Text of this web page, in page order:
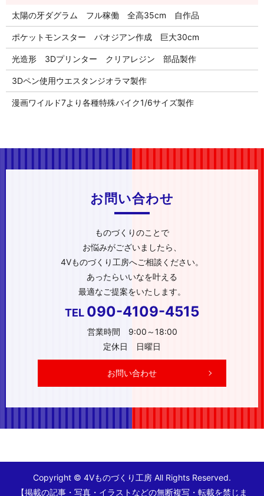
太陽の牙ダグラム フル稼働 全高35cm 自作品
ポケットモンスター パオジアン作成 巨大30cm
光造形 3Dプリンター クリアレジン 部品製作
3Dペン使用ウエスタンジオラマ製作
漫画ワイルド7より各種特殊バイク1/6サイズ製作
お問い合わせ
ものづくりのことで
お悩みがございましたら、
4Vものづくり工房へご相談ください。
あったらいいなを叶える
最適なご提案をいたします。
TEL 090-4109-4515
営業時間 9:00～18:00
定休日 日曜日
お問い合わせ
Copyright © 4Vものづくり工房 All Rights Reserved.
【掲載の記事・写真・イラストなどの無断複写・転載を禁じま